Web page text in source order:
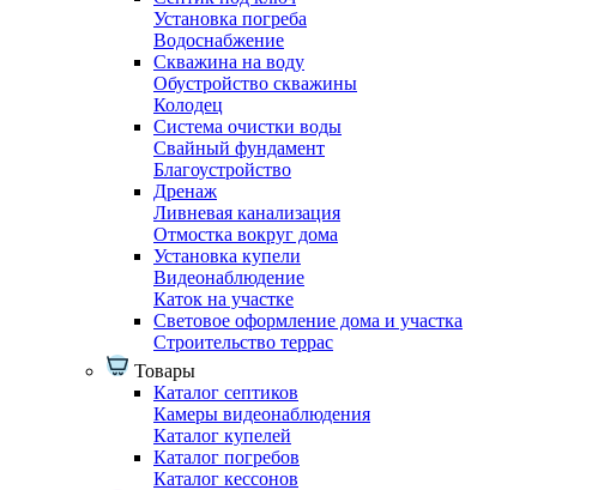
Установка погреба
Водоснабжение
Скважина на воду
Обустройство скважины
Колодец
Система очистки воды
Свайный фундамент
Благоустройство
Дренаж
Ливневая канализация
Отмостка вокруг дома
Установка купели
Видеонаблюдение
Каток на участке
Световое оформление дома и участка
Строительство террас
Товары
Каталог септиков
Камеры видеонаблюдения
Каталог купелей
Каталог погребов
Каталог кессонов